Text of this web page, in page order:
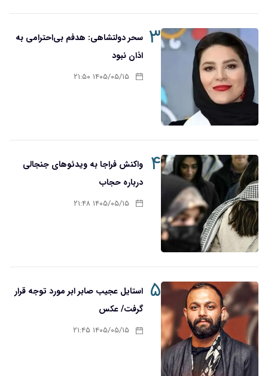
۳ سحر دولتشاهی: هدفم بی‌احترامی به
اذان نبود
۱۴۰۵/۰۵/۱۵ ۲۱:۵۰
۴
واکنش فراجا به ویدئوهای جنجالی
درباره حجاب
۱۴۰۵/۰۵/۱۵ ۲۱:۴۸
۵ استایل عجیب صابر ابر مورد توجه قرار
گرفت/ عکس
۱۴۰۵/۰۵/۱۵ ۲۱:۴۵